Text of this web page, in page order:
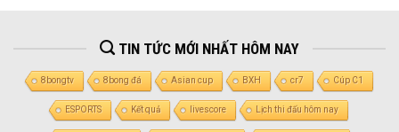
TIN TỨC MỚI NHẤT HÔM NAY
8bongtv 8bong đá Asian cup BXH cr7 Cúp C1
ESPORTS Kết quả livescore Lịch thi đấu hôm nay